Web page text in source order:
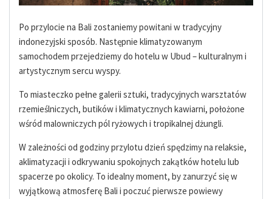
Po przylocie na Bali zostaniemy powitani w tradycyjny
indonezyjski sposób. Następnie klimatyzowanym
samochodem przejedziemy do hotelu w Ubud – kulturalnym i
artystycznym sercu wyspy.
To miasteczko pełne galerii sztuki, tradycyjnych warsztatów
rzemieślniczych, butików i klimatycznych kawiarni, położone
wśród malowniczych pól ryżowych i tropikalnej dżungli.
W zależności od godziny przylotu dzień spędzimy na relaksie,
aklimatyzacji i odkrywaniu spokojnych zakątków hotelu lub
spacerze po okolicy. To idealny moment, by zanurzyć się w
wyjątkową atmosferę Bali i poczuć pierwsze powiewy